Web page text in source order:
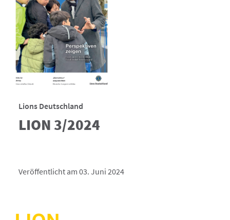
Lions Deutschland
LION 3/2024
Veröffentlicht am 03. Juni 2024